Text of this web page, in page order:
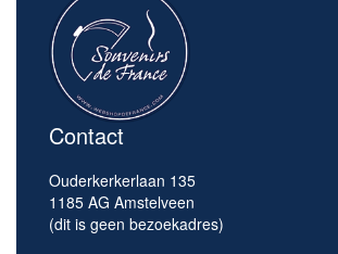
Contact
Ouderkerkerlaan 135
1185 AG Amstelveen
(dit is geen bezoekadres)